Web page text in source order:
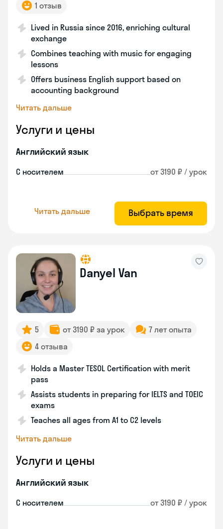
1 отзыв
Lived in Russia since 2016, enriching cultural
exchange
Combines teaching with music for engaging
lessons
Offers business English support based on
accounting background
Читать дальше
Услуги и цены
Английский язык
С носителем от 3190 ₽ / урок
Читать дальше Выбрать время
Danyel Van
5 от 3190 ₽ за урок
7 лет опыта
4 отзыва
Holds a Master TESOL Certification with merit
pass
Assists students in preparing for IELTS and TOEIC
exams
Teaches all ages from A1 to C2 levels
Читать дальше
Услуги и цены
Английский язык
С носителем от 3190 ₽ / урок